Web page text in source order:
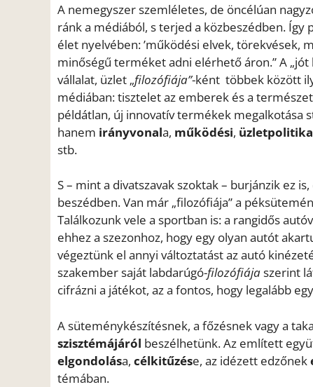
A nemegyszer szemléletes, de öncélúan
ránk a médiából, s terjed a közbeszédben.
élet nyelvében: ’működési elvek, törekvések,
minőségű terméket adni elérhető áron.” A
vállalat, üzlet „filozófiája”-ként többek között
médiában: tisztelet az emberek és a
példátlan, új innovatív termékek megalkotása
hanem irányvonala, működési,
stb.
S – mint a divatszavak szoktak – burjánzik ez
beszédben. Van már „filozófiája” a
Találkozunk vele a sportban is: a rangidős
ehhez a szezonhoz, hogy egy olyan autót
végeztünk el annyi változtatást az autó
szakember saját labdarúgó-filozófiájaszerint
cifrázni a játékot, az a fontos, hogy legalább
A süteménykészítésnek, a főzésnek vagy a
szisztémájáról beszélhetünk. Az említett
elgondolása, célkitűzése, az idézett edzőnek
témában.